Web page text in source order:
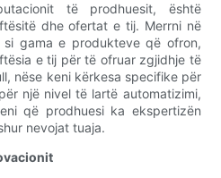
të prodhuesit, është
dhe ofertat e tij. Merrni në
gama e produkteve që ofron,
e tij për të ofruar zgjidhje të
nëse keni kërkesa specifike për
një nivel të lartë automatizimi,
që prodhuesi ka ekspertizën
nevojat tuaja.